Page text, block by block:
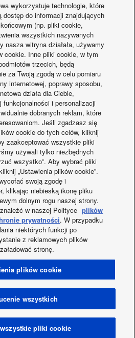
— jak działa i dla kogo jest idealna?
— co warto wiedzieć przed instalacją?
– jak wybrać i zamontować
ciepła – rodzaje, wydajność i dystrybucja
– pompa ciepła, fotowoltaika i
Youtube
LinkedIn
Mapa strony
Warunki korzystania
Wykorzystanie plików cookies
Etykiety energetyczne
OWS
Region / Kraj
prywatności (CC)
2026 Panasonic Marketing Europe
wykorzystuje technologie, które
dostęp do informacji znajdujących
(np. pliki cookie,
wszystkich nazywanych
nasza witryna działała, używamy
cookie. Inne pliki cookie, w tym
trzecich, będą
za Twoją zgodą w celu pomiaru
internetowej, poprawy sposobu,
działa dla Ciebie,
funkcjonalności i personalizacji
dobranych reklam, które
Jeśli zgadzasz się
cookie do tych celów, kliknij
zaakceptować wszystkie pliki
używali tylko niezbędnych
wszystko”. Aby wybrać pliki
„Ustawienia plików cookie”.
swoją zgodę i
klikając niebieską ikonę pliku
dolnym rogu naszej strony.
w naszej Polityce plików
prywatności. W przypadku
niektórych funkcji po
z reklamowych plików
stronę.
plików cookie
wszystkich
pliki cookie